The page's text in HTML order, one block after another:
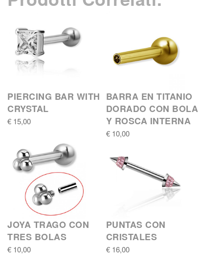
PIERCING BAR WITH
CRYSTAL
€ 15,00
BARRA EN TITANIO
DORADO CON BOLA
Y ROSCA INTERNA
€ 10,00
JOYA TRAGO CON
TRES BOLAS
€ 10,00
PUNTAS CON
CRISTALES
€ 16,00